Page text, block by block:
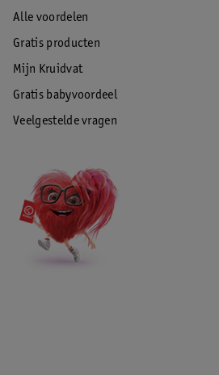
Alle voordelen
Gratis producten
Mijn Kruidvat
Gratis babyvoordeel
Veelgestelde vragen